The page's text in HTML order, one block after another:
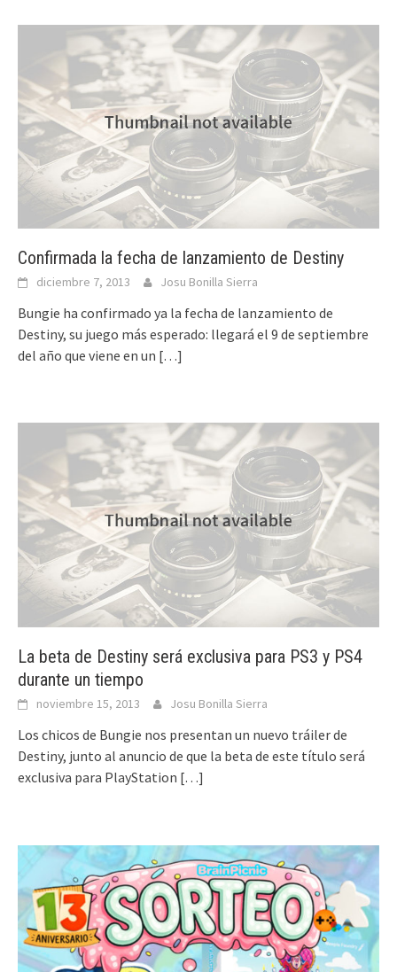
Confirmada la fecha de lanzamiento de Destiny
diciembre 7, 2013 Josu Bonilla Sierra
Bungie ha confirmado ya la fecha de lanzamiento de
Destiny, su juego más esperado: llegará el 9 de septiembre
del año que viene en un […]
La beta de Destiny será exclusiva para PS3 y PS4
durante un tiempo
noviembre 15, 2013 Josu Bonilla Sierra
Los chicos de Bungie nos presentan un nuevo tráiler de
Destiny, junto al anuncio de que la beta de este título será
exclusiva para PlayStation […]